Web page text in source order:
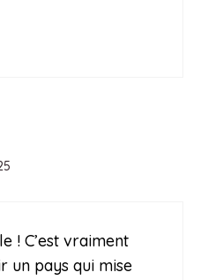
! C’est vraiment
un pays qui mise